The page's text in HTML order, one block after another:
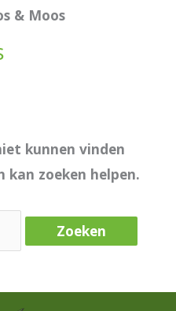
& Moos
kunnen vinden
kan zoeken helpen.